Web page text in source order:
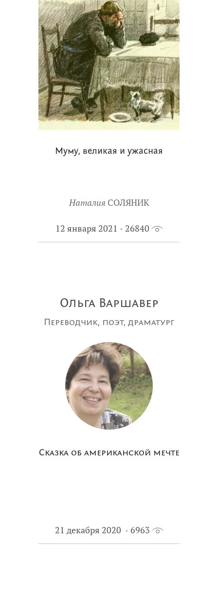
Муму, великая и ужасная
Наталия СОЛЯНИК
12 января 2021 26840
Ольга Варшавер
Переводчик, поэт, драматург
Сказка об американской мечте
21 декабря 2020 6963